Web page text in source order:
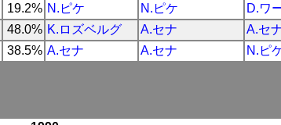
19.2% N.ピケ N.ピケ
D.ワ
48.0% K.ロズベルグ A.セナ
A.セ
38.5% A.セナ A.セナ
N.ピ